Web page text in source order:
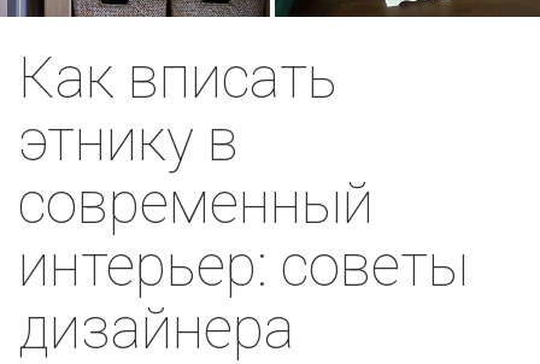
Как вписать
этнику в
современный
интерьер: советы
дизайнера